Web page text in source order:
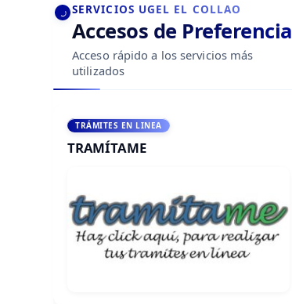
SERVICIOS UGEL EL COLLAO
Accesos de Preferencia
Acceso rápido a los servicios más
utilizados
TRÁMITES EN LINEA
TRAMÍTAME